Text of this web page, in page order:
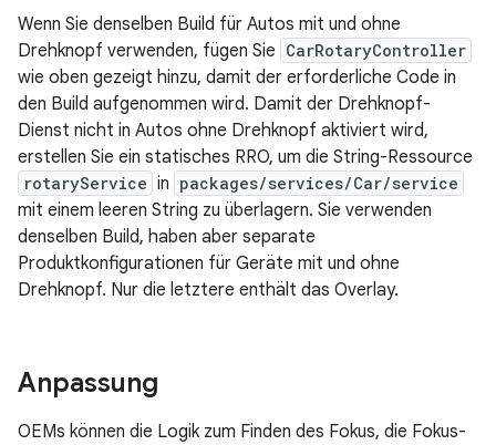
Wenn Sie denselben Build für Autos mit und ohne
Drehknopf verwenden, fügen Sie CarRotaryController
wie oben gezeigt hinzu, damit der erforderliche Code in
den Build aufgenommen wird. Damit der Drehknopf-
Dienst nicht in Autos ohne Drehknopf aktiviert wird,
erstellen Sie ein statisches RRO, um die String-Ressource
rotaryService in packages/services/Car/service
mit einem leeren String zu überlagern. Sie verwenden
denselben Build, haben aber separate
Produktkonfigurationen für Geräte mit und ohne
Drehknopf. Nur die letztere enthält das Overlay.
Anpassung
OEMs können die Logik zum Finden des Fokus, die Fokus-